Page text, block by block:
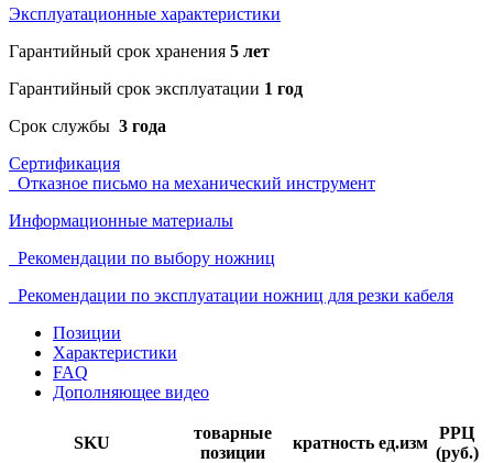
Эксплуатационные характеристики
Гарантийный срок хранения 5 лет
Гарантийный срок эксплуатации 1 год
Срок службы 3 года
Сертификация
Отказное письмо на механический инструмент
Информационные материалы
Рекомендации по выбору ножниц
Рекомендации по эксплуатации ножниц для резки кабеля
Позиции
Характеристики
FAQ
Дополняющее видео
SKU
товарные
позиции
кратность ед.изм
РРЦ
(руб.)